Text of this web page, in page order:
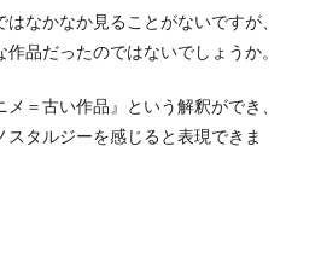
なかなか見ることがないですが、
品だったのではないでしょうか。
＝古い作品』という解釈ができ、
スタルジーを感じると表現できま